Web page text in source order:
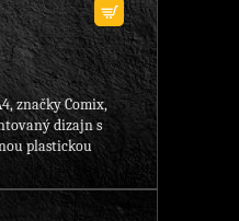
značky Comix,
dizajn s
plastickou